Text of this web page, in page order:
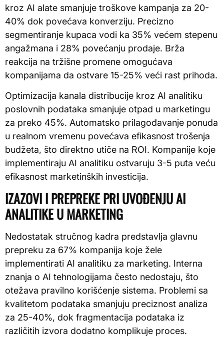
kroz AI alate smanjuje troškove kampanja za 20-
40% dok povećava konverziju. Precizno
segmentiranje kupaca vodi ka 35% većem stepenu
angažmana i 28% povećanju prodaje. Brža
reakcija na tržišne promene omogućava
kompanijama da ostvare 15-25% veći rast prihoda.
Optimizacija kanala distribucije kroz AI analitiku
poslovnih podataka smanjuje otpad u marketingu
za preko 45%. Automatsko prilagođavanje ponuda
u realnom vremenu povećava efikasnost trošenja
budžeta, što direktno utiče na ROI. Kompanije koje
implementiraju AI analitiku ostvaruju 3-5 puta veću
efikasnost marketinških investicija.
IZAZOVI I PREPREKE PRI UVOĐENJU AI
ANALITIKE U MARKETING
Nedostatak stručnog kadra predstavlja glavnu
prepreku za 67% kompanija koje žele
implementirati AI analitiku za marketing. Interna
znanja o AI tehnologijama često nedostaju, što
otežava pravilno korišćenje sistema. Problemi sa
kvalitetom podataka smanjuju preciznost analiza
za 25-40%, dok fragmentacija podataka iz
različitih izvora dodatno komplikuje proces.